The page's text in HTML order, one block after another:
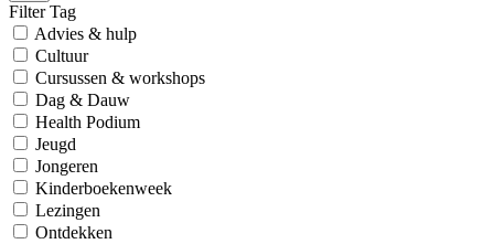
Filter Tag
Advies & hulp
Cultuur
Cursussen & workshops
Dag & Dauw
Health Podium
Jeugd
Jongeren
Kinderboekenweek
Lezingen
Ontdekken